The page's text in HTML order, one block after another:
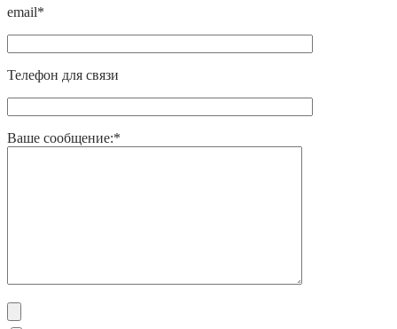
email*
Телефон для связи
Ваше сообщение:*